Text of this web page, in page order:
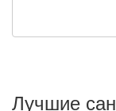
Лучшие